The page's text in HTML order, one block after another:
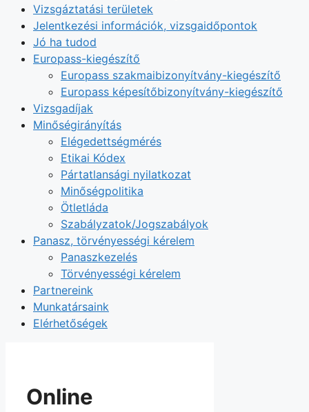
Vizsgáztatási területek
Jelentkezési információk, vizsgaidőpontok
Jó ha tudod
Europass-kiegészítő
Europass szakmaibizonyítvány-kiegészítő
Europass képesítőbizonyítvány-kiegészítő
Vizsgadíjak
Minőségirányítás
Elégedettségmérés
Etikai Kódex
Pártatlansági nyilatkozat
Minőségpolitika
Ötletláda
Szabályzatok/Jogszabályok
Panasz, törvényességi kérelem
Panaszkezelés
Törvényességi kérelem
Partnereink
Munkatársaink
Elérhetőségek
Online